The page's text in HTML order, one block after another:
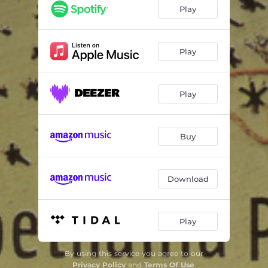
De Papo Pro Ar
Sereia de Água Doce 03:30
Pensar Na Pessoa Que Se Ama / Eu Que Não Sei Quase Nada do Mar
Serenô 01:01
Só Na Foz do Rio É Que Se Ouvem Os Murmúrios de Todas As Fontes / Memória das Águas 03:08
03:13
Cantigas Populares / Poesia / A Coroa 05:57
O Mundo do Rio Não É o Mundo da Ponte / Onde Eu Nasci Passa um Rio 01:47
O Rio / Francisco, Francisco
Play
Play
Play
Buy
Download
Play
By using this service you agree to our
Privacy Policyand Terms Of Use.